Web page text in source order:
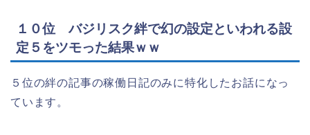
１０位 バジリスク絆で幻の設定といわれる設
定５をツモった結果ｗｗ
５位の絆の記事の稼働日記のみに特化したお話になっ
ています。